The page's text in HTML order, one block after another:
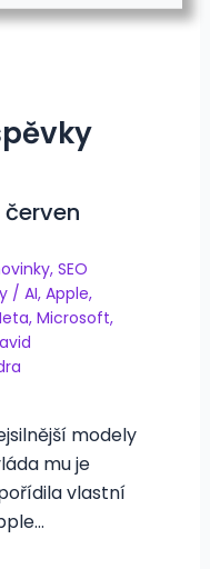
, SEO
/ AI, Apple,
, Microsoft,
modely
mu je
vlastní